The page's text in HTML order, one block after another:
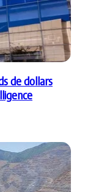
de dollars